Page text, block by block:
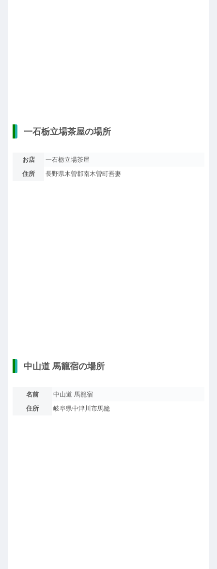
一石栃立場茶屋の場所
お店
一石栃立場茶屋
住所
長野県木曽郡南木曽町吾妻
中山道 馬籠宿の場所
名前
中山道 馬籠宿
住所
岐阜県中津川市馬籠